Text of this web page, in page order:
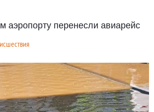
аэропорту перенесли авиарейс